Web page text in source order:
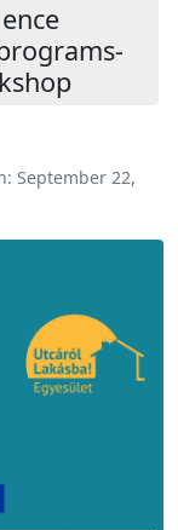
September 22,